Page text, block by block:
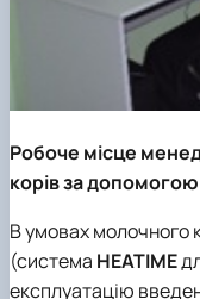
Робоче місце
корів за
В умовах молочного
(система HEATIME
експлуатацію